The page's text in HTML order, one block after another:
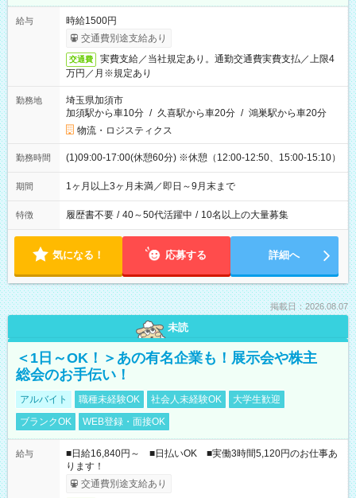
給与
時給1500円
交通費別途支給あり
交通費
実費支給／当社規定あり。通勤交通費実費支払／上限4
万円／月※規定あり
勤務地
埼玉県加須市
加須駅から車10分 / 久喜駅から車20分 / 鴻巣駅から車20分
物流・ロジスティクス
勤務時間 (1)09:00-17:00(休憩60分) ※休憩（12:00-12:50、15:00-15:10）
期間 1ヶ月以上3ヶ月未満／即日～9月末まで
特徴 履歴書不要 / 40～50代活躍中 / 10名以上の大量募集
気になる！ 応募する 詳細へ
掲載日：2026.08.07
未読
＜1日～OK！＞あの有名企業も！展示会や株主
総会のお手伝い！
アルバイト 職種未経験OK 社会人未経験OK
大学生歓迎
ブランクOK
WEB登録・面接OK
給与
■日給16,840円～ ■日払いOK ■実働3時間5,120円のお仕事あ
ります！
交通費別途支給あり